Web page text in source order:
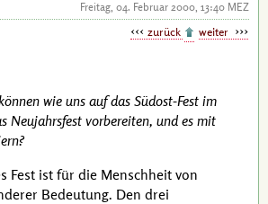
Freitag, 04. Februar 2000, 13:40 MEZ
zurück weiter
wie uns auf das Südost-Fest im
Neujahrsfest vorbereiten, und es mit
Fest ist für die Menschheit von
Bedeutung. Den drei